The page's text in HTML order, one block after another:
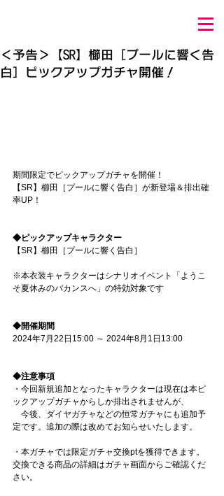
＜予告＞【SR】櫛田［プールに響く告
白］ピックアップガチャ開催！
期間限定でピックアップガチャを開催！
【SR】櫛田［プールに響く告白］が新登場＆排出確
率UP！
◆ピックアップキャラクター
【SR】櫛田［プールに響く告白］
※本衣装キャラクターはシナリオイベント「ようこ
そ夏休みのバカンスへ」の特効対象です
◆開催期間
2024年7月22日15:00 ～ 2024年8月1日13:00
◆注意事項
・今回新規追加となったキャラクターは現在は本ピ
ックアップガチャからしか排出されませんが、
今後、ダイヤガチャなどの恒常ガチャにも追加予
定です。追加の際は改めてお知らせいたします。
・本ガチャでは限定ガチャ交換ptを獲得できます。
交換できる商品の詳細はガチャ画面からご確認くだ
さい。